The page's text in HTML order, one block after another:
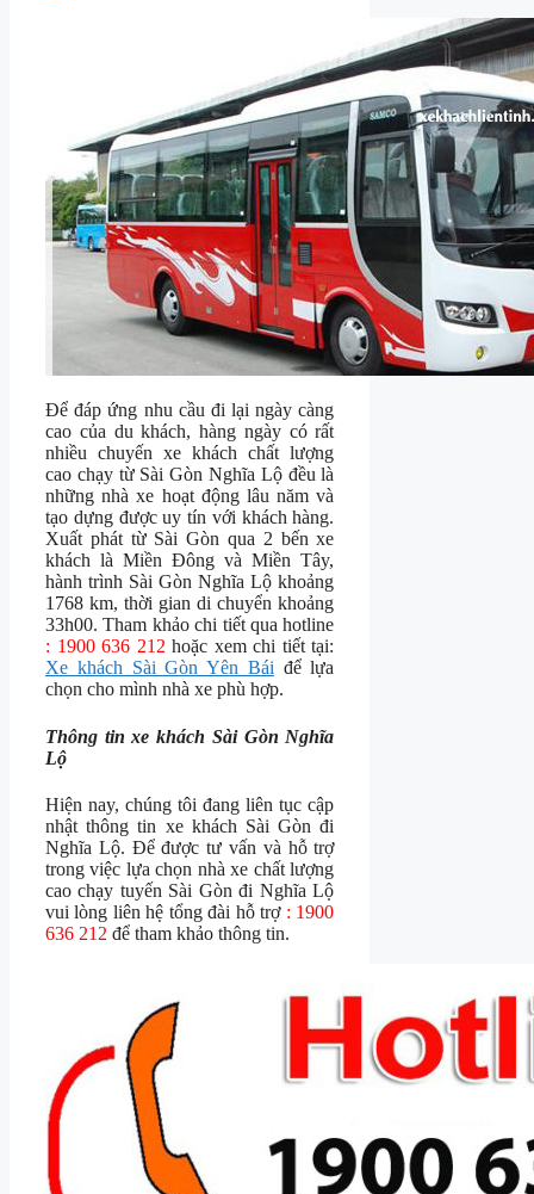
Để đáp ứng nhu cầu đi lại ngày càng
cao của du khách, hàng ngày có rất
nhiều chuyến xe khách chất lượng
cao chạy từ Sài Gòn Nghĩa Lộ đều là
những nhà xe hoạt động lâu năm và
tạo dựng được uy tín với khách hàng.
Xuất phát từ Sài Gòn qua 2 bến xe
khách là Miền Đông và Miền Tây,
hành trình Sài Gòn Nghĩa Lộ khoảng
1768 km, thời gian di chuyển khoảng
33h00. Tham khảo chi tiết qua hotline
: 1900 636 212 hoặc xem chi tiết tại:
Xe khách Sài Gòn Yên Bái để lựa
chọn cho mình nhà xe phù hợp.
Thông tin xe khách Sài Gòn Nghĩa
Lộ
Hiện nay, chúng tôi đang liên tục cập
nhật thông tin xe khách Sài Gòn đi
Nghĩa Lộ. Để được tư vấn và hỗ trợ
trong việc lựa chọn nhà xe chất lượng
cao chạy tuyến Sài Gòn đi Nghĩa Lộ
vui lòng liên hệ tổng đài hỗ trợ : 1900
636 212 để tham khảo thông tin.